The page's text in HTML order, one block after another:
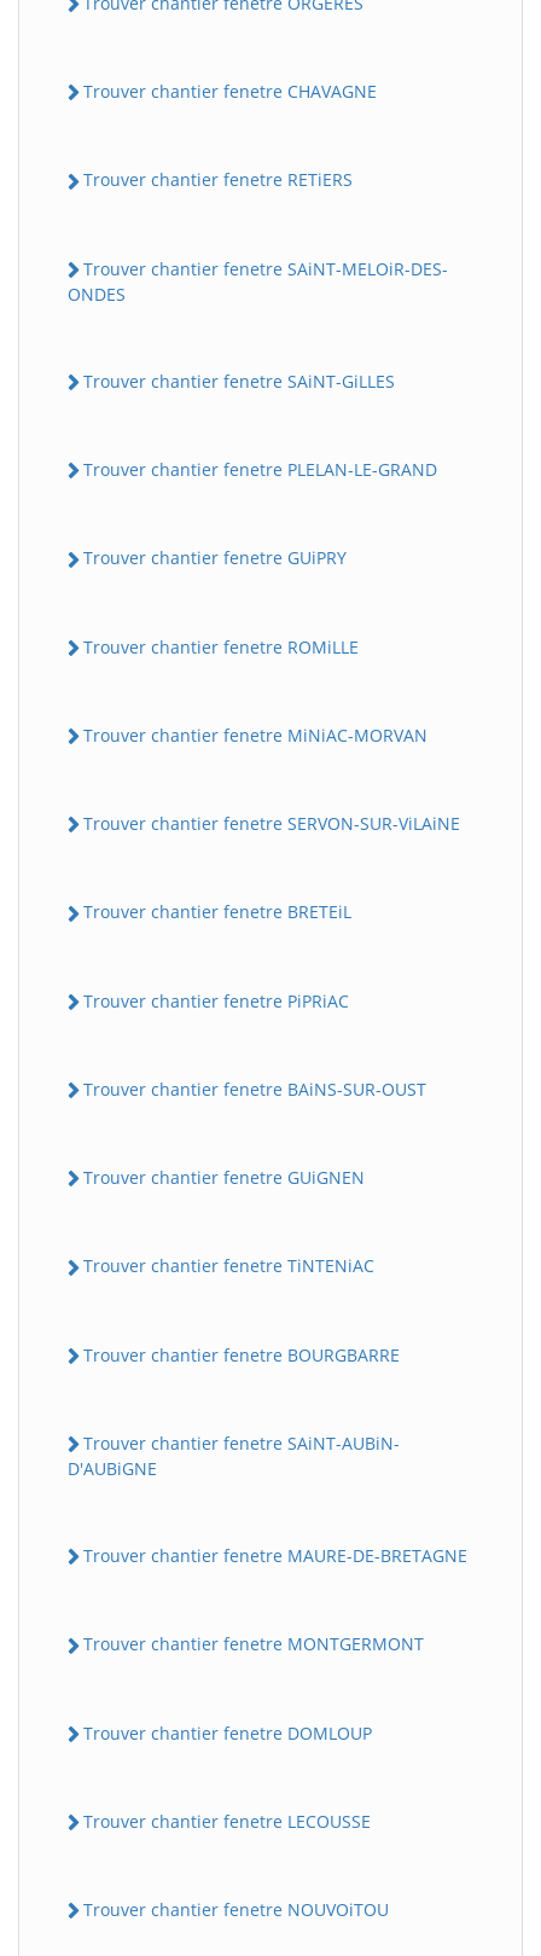
Trouver chantier fenetre CHAVAGNE
Trouver chantier fenetre RETiERS
Trouver chantier fenetre SAiNT-MELOiR-DES-
ONDES
Trouver chantier fenetre SAiNT-GiLLES
Trouver chantier fenetre PLELAN-LE-GRAND
Trouver chantier fenetre GUiPRY
Trouver chantier fenetre ROMiLLE
Trouver chantier fenetre MiNiAC-MORVAN
Trouver chantier fenetre SERVON-SUR-ViLAiNE
Trouver chantier fenetre BRETEiL
Trouver chantier fenetre PiPRiAC
Trouver chantier fenetre BAiNS-SUR-OUST
Trouver chantier fenetre GUiGNEN
Trouver chantier fenetre TiNTENiAC
Trouver chantier fenetre BOURGBARRE
Trouver chantier fenetre SAiNT-AUBiN-
D'AUBiGNE
Trouver chantier fenetre MAURE-DE-BRETAGNE
Trouver chantier fenetre MONTGERMONT
Trouver chantier fenetre DOMLOUP
Trouver chantier fenetre LECOUSSE
Trouver chantier fenetre NOUVOiTOU